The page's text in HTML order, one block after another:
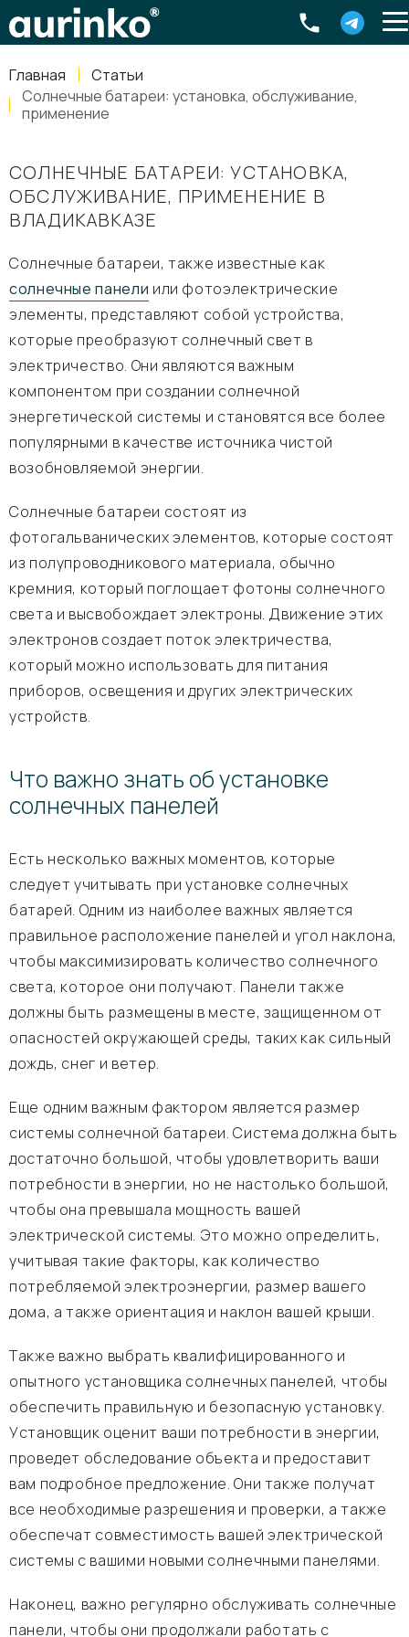
Главная
Статьи
Солнечные батареи: установка, обслуживание,
применение
СОЛНЕЧНЫЕ БАТАРЕИ: УСТАНОВКА,
ОБСЛУЖИВАНИЕ, ПРИМЕНЕНИЕ В
ВЛАДИКАВКАЗЕ
Солнечные батареи, также известные как
солнечные панели или фотоэлектрические
элементы, представляют собой устройства,
которые преобразуют солнечный свет в
электричество. Они являются важным
компонентом при создании солнечной
энергетической системы и становятся все более
популярными в качестве источника чистой
возобновляемой энергии.
Солнечные батареи состоят из
фотогальванических элементов, которые состоят
из полупроводникового материала, обычно
кремния, который поглощает фотоны солнечного
света и высвобождает электроны. Движение этих
электронов создает поток электричества,
который можно использовать для питания
приборов, освещения и других электрических
устройств.
Что важно знать об установке
солнечных панелей
Есть несколько важных моментов, которые
следует учитывать при установке солнечных
батарей. Одним из наиболее важных является
правильное расположение панелей и угол наклона,
чтобы максимизировать количество солнечного
света, которое они получают. Панели также
должны быть размещены в месте, защищенном от
опасностей окружающей среды, таких как сильный
дождь, снег и ветер.
Еще одним важным фактором является размер
системы солнечной батареи. Система должна быть
достаточно большой, чтобы удовлетворить ваши
потребности в энергии, но не настолько большой,
чтобы она превышала мощность вашей
электрической системы. Это можно определить,
учитывая такие факторы, как количество
потребляемой электроэнергии, размер вашего
дома, а также ориентация и наклон вашей крыши.
Также важно выбрать квалифицированного и
опытного установщика солнечных панелей, чтобы
обеспечить правильную и безопасную установку.
Установщик оценит ваши потребности в энергии,
проведет обследование объекта и предоставит
вам подробное предложение. Они также получат
все необходимые разрешения и проверки, а также
обеспечат совместимость вашей электрической
системы с вашими новыми солнечными панелями.
Наконец, важно регулярно обслуживать солнечные
панели, чтобы они продолжали работать с
Россия, Свердловская область Екатеринбург ,
8-800-770-79-40